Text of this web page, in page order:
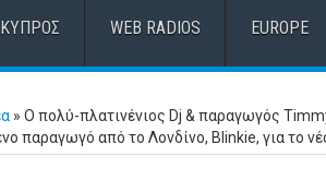
ΚΎΠΡΟΣ WEB RADIOS EUROPE
» Ο πολύ-πλατινένιος Dj & παραγωγός
παραγωγό από το Λονδίνο, Blinkie, για το